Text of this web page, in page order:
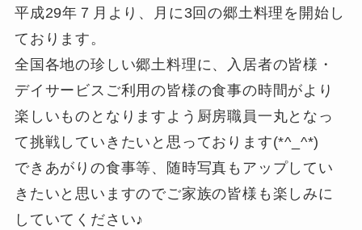
平成29年７月より、月に3回の郷土料理を開始し
ております。
全国各地の珍しい郷土料理に、入居者の皆様・
デイサービスご利用の皆様の食事の時間がより
楽しいものとなりますよう厨房職員一丸となっ
て挑戦していきたいと思っております(*^_^*)
できあがりの食事等、随時写真もアップしてい
きたいと思いますのでご家族の皆様も楽しみに
していてください♪